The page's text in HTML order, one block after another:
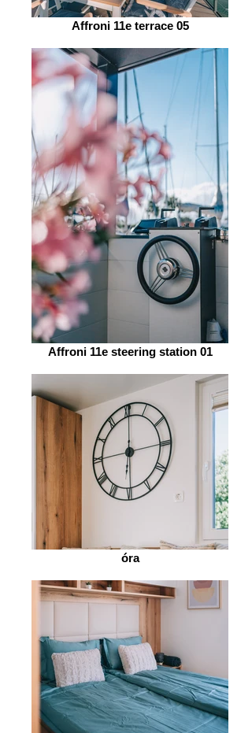
Affroni 11e terrace 05
Affroni 11e steering station 01
óra